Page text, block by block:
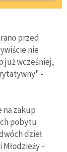
przed
nie
już wcześniej,
-
na zakup
pobytu
dzieł
-